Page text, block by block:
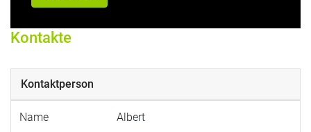
Kontakte
Kontaktperson
Name Albert